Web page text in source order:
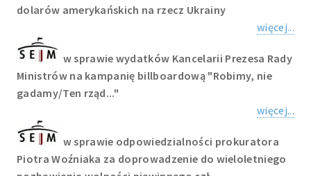
dolarów amerykańskich na rzecz Ukrainy
więcej...
w sprawie wydatków Kancelarii Prezesa Rady
Ministrów na kampanię billboardową "Robimy, nie
gadamy/Ten rząd..."
więcej...
w sprawie odpowiedzialności prokuratora
Piotra Woźniaka za doprowadzenie do wieloletniego